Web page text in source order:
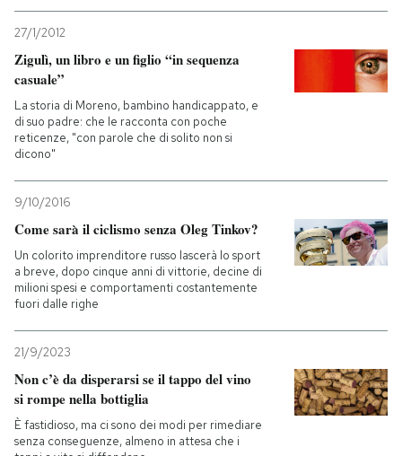
27/1/2012
Zigulì, un libro e un figlio “in sequenza
casuale”
La storia di Moreno, bambino handicappato, e
di suo padre: che le racconta con poche
reticenze, "con parole che di solito non si
dicono"
9/10/2016
Come sarà il ciclismo senza Oleg Tinkov?
Un colorito imprenditore russo lascerà lo sport
a breve, dopo cinque anni di vittorie, decine di
milioni spesi e comportamenti costantemente
fuori dalle righe
21/9/2023
Non c’è da disperarsi se il tappo del vino
si rompe nella bottiglia
È fastidioso, ma ci sono dei modi per rimediare
senza conseguenze, almeno in attesa che i